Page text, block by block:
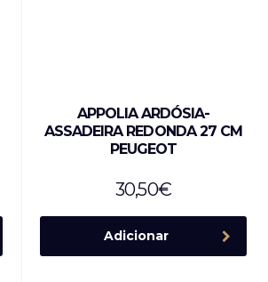
APPOLIA ARDÓSIA-
ASSADEIRA REDONDA 27 CM
PEUGEOT
30,50€
Adicionar